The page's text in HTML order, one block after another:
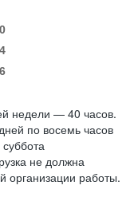
недели — 40 часов.
по восемь часов
не должна
организации работы.